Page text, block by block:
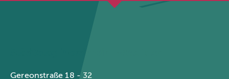
Gereonstraße 18 - 32